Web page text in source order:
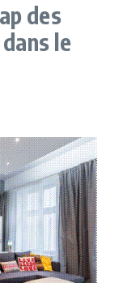
des
le